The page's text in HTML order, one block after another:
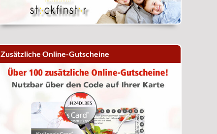
Zusätzliche Online-Gutscheine